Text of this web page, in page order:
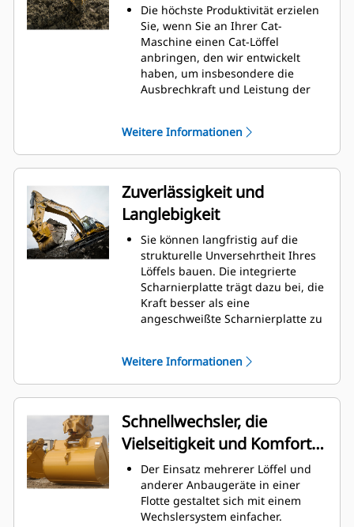
Die höchste Produktivität erzielen
Sie, wenn Sie an Ihrer Cat-
Maschine einen Cat-Löffel
anbringen, den wir entwickelt
haben, um insbesondere die
Ausbrechkraft und Leistung der
verbessert den Materialfluss in
den Löffel. Die zusätzliche
Rückenfreiheit verhindert ein
Schleifen der Unterseite des
Löffels, wodurch Wartungskosten
gesenkt werden.
Der Kraftstoffverbrauch ist beim
Graben am höchsten. Cat-Löffel
sind so ausgelegt, dass sie schnell
durch das Material schneiden,
wodurch die Betriebseffizienz der
Maschine insgesamt verbessert
wird.
Zeit geladen werden. Bei jeder
Weitere Informationen
Zuverlässigkeit und
Langlebigkeit
Sie können langfristig auf die
strukturelle Unversehrtheit Ihres
Löffels bauen. Die integrierte
Scharnierplatte trägt dazu bei, die
Kraft besser als eine
angeschweißte Scharnierplatte zu
abriebbeständigem Stahl
gefertigt, der vor allem für
Komponenten mit übermäßigem
Verschleiß gedacht ist.
Schützen Sie die wichtigsten
Bereiche des von hohem
Verschleiß betroffenen Löffels mit
Cat ®-Schneidwerkzeugen.
Seitenschneidenschutz und
Seitenmesser tragen zur
Weitere Informationen
Schnellwechsler, die
Vielseitigkeit und Komfort
bieten
Der Einsatz mehrerer Löffel und
anderer Anbaugeräte in einer
Flotte gestaltet sich mit einem
Wechslersystem einfacher.